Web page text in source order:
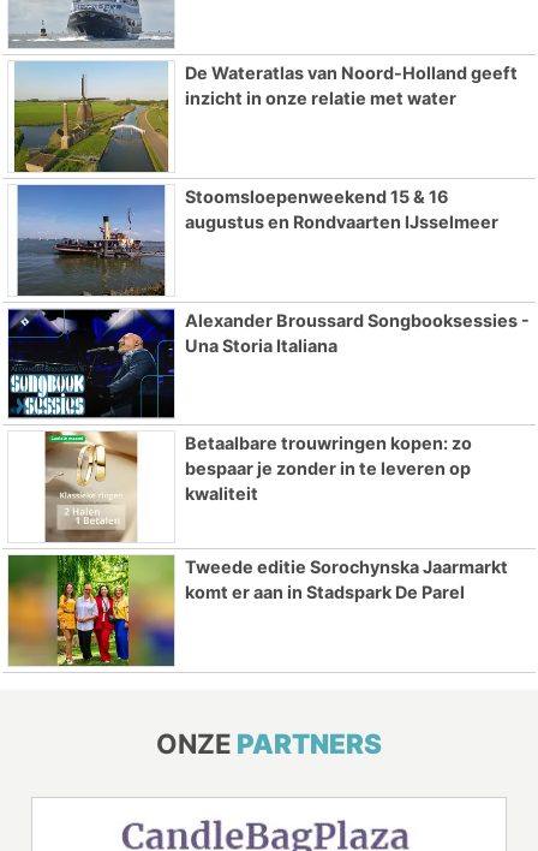
De Wateratlas van Noord-Holland geeft
inzicht in onze relatie met water
Stoomsloepenweekend 15 & 16
augustus en Rondvaarten IJsselmeer
Alexander Broussard Songbooksessies -
Una Storia Italiana
Betaalbare trouwringen kopen: zo
bespaar je zonder in te leveren op
kwaliteit
Tweede editie Sorochynska Jaarmarkt
komt er aan in Stadspark De Parel
ONZE PARTNERS